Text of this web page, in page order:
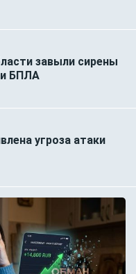
завыли сирены
БПЛА
угроза атаки